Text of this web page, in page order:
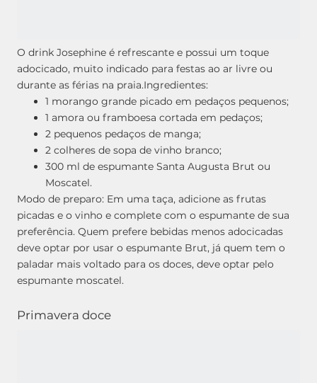
O drink Josephine é refrescante e possui um toque
adocicado, muito indicado para festas ao ar livre ou
durante as férias na praia.Ingredientes:
1 morango grande picado em pedaços pequenos;
1 amora ou framboesa cortada em pedaços;
2 pequenos pedaços de manga;
2 colheres de sopa de vinho branco;
300 ml de espumante Santa Augusta Brut ou
Moscatel.
Modo de preparo: Em uma taça, adicione as frutas
picadas e o vinho e complete com o espumante de sua
preferência. Quem prefere bebidas menos adocicadas
deve optar por usar o espumante Brut, já quem tem o
paladar mais voltado para os doces, deve optar pelo
espumante moscatel.
Primavera doce